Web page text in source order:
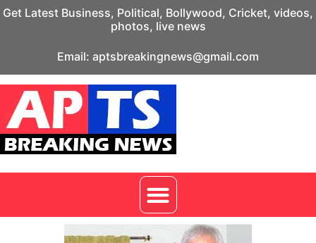
Get Latest Business, Political, Bollywood, Cricket, videos,
photos, live news
Email: aptsbreakingnews@gmail.com